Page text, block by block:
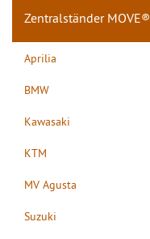
Zentralständer MOVE®
Aprilia
BMW
Kawasaki
KTM
MV Agusta
Suzuki